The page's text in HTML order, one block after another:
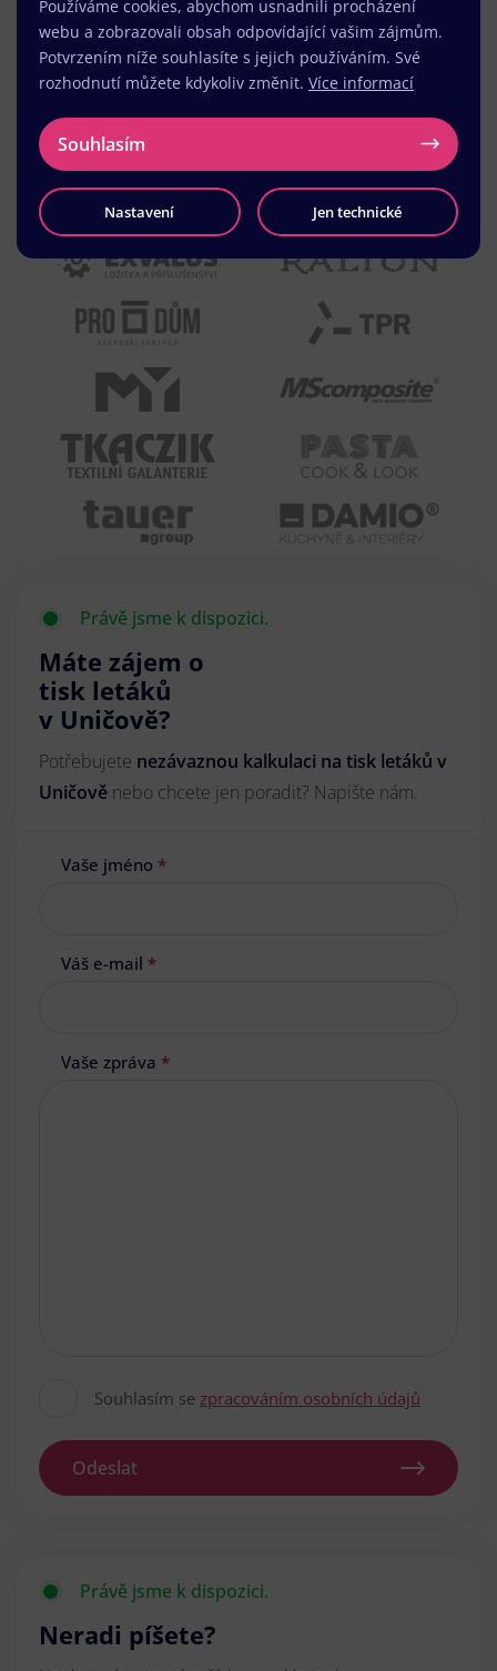
Právě jsme k dispozici.
Máte zájem o
tisk letáků
v Uničově?
Potřebujete nezávaznou kalkulaci na tisk letáků v
Uničově nebo chcete jen poradit? Napište nám.
Vaše jméno *
Váš e-mail *
Vaše zpráva *
Souhlasím se zpracováním osobních údajů
Odeslat
Právě jsme k dispozici.
Neradi píšete?
Používáme cookies, abychom usnadnili procházení
webu a zobrazovali obsah odpovídající vašim zájmům.
Potvrzením níže souhlasíte s jejich používáním. Své
rozhodnutí můžete kdykoliv změnit. Více informací
Souhlasím
Nastavení Jen technické